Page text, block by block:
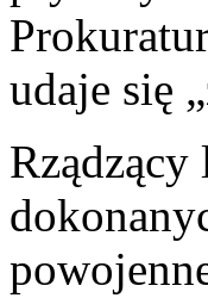
udaje się
Rządzący